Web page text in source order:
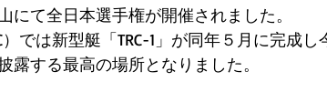
にて全日本選手権が開催されました。
）では新型艇「TRC-1」が同年５月に完成
露する最高の場所となりました。